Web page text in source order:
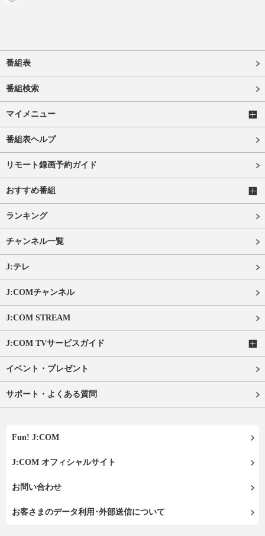
番組表
番組検索
マイメニュー
番組表ヘルプ
リモート録画予約ガイド
おすすめ番組
ランキング
チャンネル一覧
J:テレ
J:COMチャンネル
J:COM STREAM
J:COM TVサービスガイド
イベント・プレゼント
サポート・よくある質問
Fun! J:COM
J:COM オフィシャルサイト
お問い合わせ
お客さまのデータ利用･外部送信について